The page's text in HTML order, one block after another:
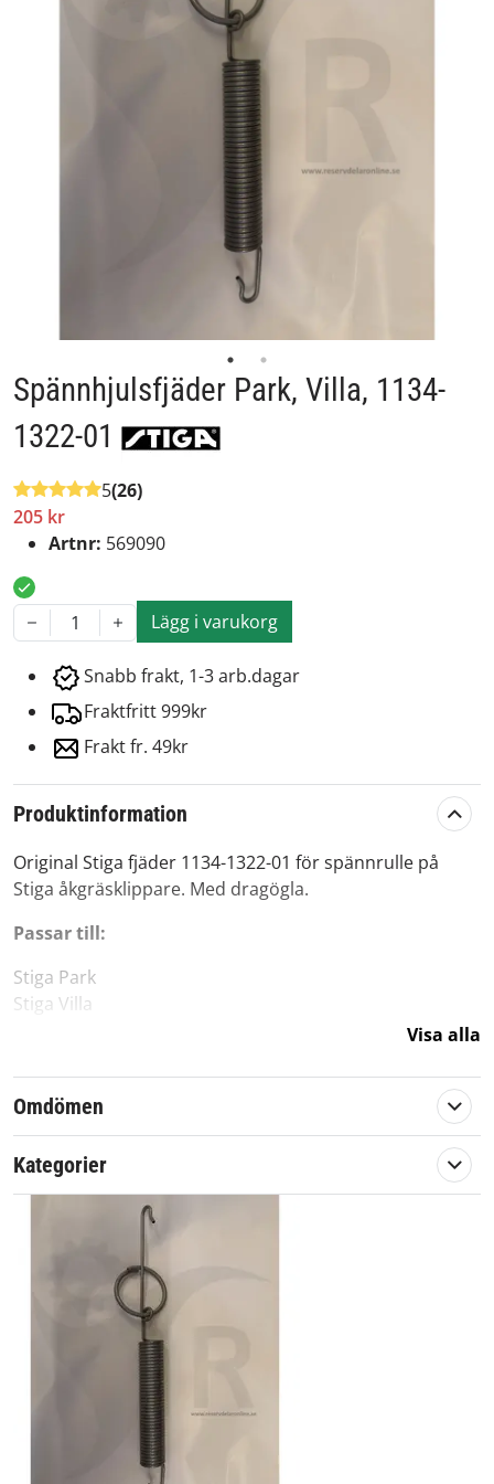
Spännhjulsfjäder Park, Villa, 1134-
1322-01
5(26)
205 kr
Artnr: 569090
1 Lägg i varukorg
Snabb frakt, 1-3 arb.dagar
Fraktfritt 999kr
Frakt fr. 49kr
Produktinformation
Original Stiga fjäder 1134-1322-01 för spännrulle på
Stiga åkgräsklippare. Med dragögla.
Passar till:
Stiga Park
Stiga Villa
Artikelnummer:
Passar märke:
Stiga
Visa alla
Omdömen
Kategorier